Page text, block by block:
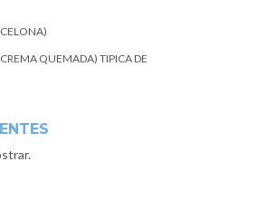
QUEMADA) TIPICA DE